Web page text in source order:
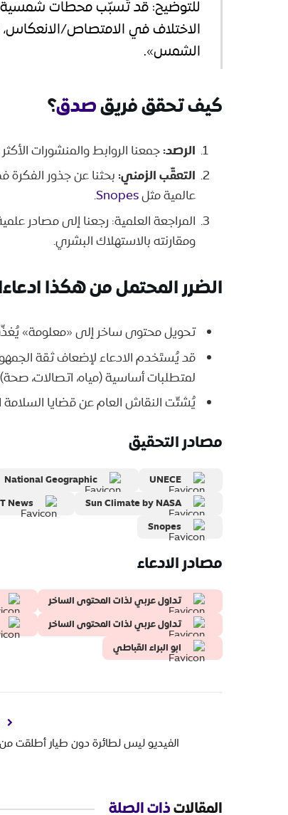
للتوضيح: قد تُسبّب محطات
الاختلاف في الامتصاص/الانعكاس،
الشمس».
كيف تحقق فريقصدق؟
الرصد:جمعنا الروابط والمنشورات
التعقّب الزمني: بحثنا عن جذور
عالمية مثلSnopes
.
المراجعة العلمية: رجعنا إلى مصادر
ومقارنته بالاستهلاك البشري.
الضرر المحتمل من هكذا
تحويل محتوى ساخر إلى «معلومة»
قد يُستَخدم الادعاء لإضعاف ثقة
لمتطلبات أساسية (مياه، اتصالات،
يُشتّت النقاش العام عن قضايا السلامة
مصادر التحقيق
UNECE
National Geographic
Sun Climate by NASA
News
Snopes
مصادر الادعاء
تداول عربي لذات المحتوى الساخر
تداول عربي لذات المحتوى الساخر
ابو البراء القباطي
الفيديو ليس لطائرة دون طيار أطلقت من
المقالاتذات الصلة